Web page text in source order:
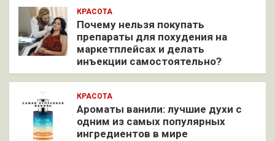
КРАСОТА
Почему нельзя покупать
препараты для похудения на
маркетплейсах и делать
инъекции самостоятельно?
КРАСОТА
Ароматы ванили: лучшие духи с
одним из самых популярных
ингредиентов в мире